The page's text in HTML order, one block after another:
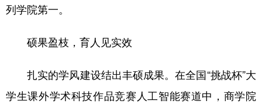
列学院第一。
硕果盈枝，育人见实效
扎实的学风建设结出丰硕成果。在全国“挑战杯”大
学生课外学术科技作品竞赛人工智能赛道中，商学院